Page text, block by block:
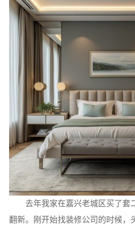
去年我家在嘉兴老城区买了套
翻新。刚开始找装修公司的时候